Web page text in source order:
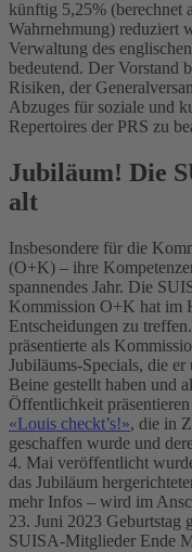
künftig 5,25% (berechnet
Wahrnehmung) reduziert
Verwaltung des
bedeutend. Der Vorstand
Risiken, der
Abzuges für soziale und
Repertoires der PRS zu
Jubiläum! Die
alt
Insbesondere für die
(O+K) – ihre
spannendes Jahr. Die
Kommission O+K hat im
Entscheidungen zu
präsentierte als
Jubiläums-Specials, die
Beine gestellt haben und
Öffentlichkeit
«Louis checkt’s!», die in
geschaffen wurde und
4. Mai veröffentlicht
das Jubiläum
mehr Infos – wird im
23. Juni 2023 Geburtstag
SUISA-Mitglieder Ende